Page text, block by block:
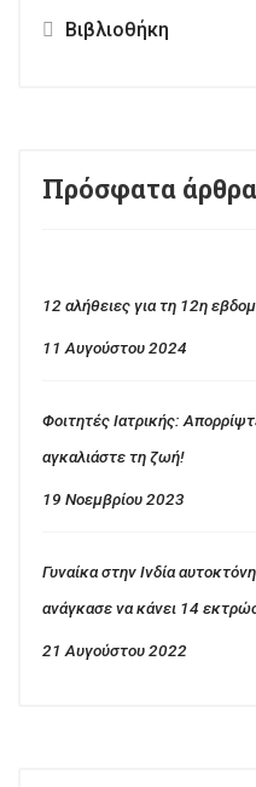
Βιβλιοθήκη
Πρόσφατα άρθρα
12 αλήθειες για τη 12η
11 Αυγούστου 2024
Φοιτητές Ιατρικής:
αγκαλιάστε τη ζωή!
19 Νοεμβρίου 2023
Γυναίκα στην Ινδία
ανάγκασε να κάνει 14
21 Αυγούστου 2022